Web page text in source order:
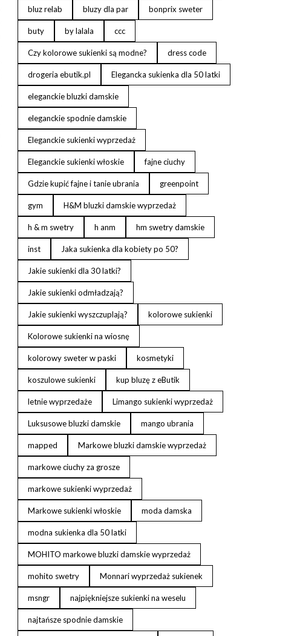
bluz relab bluzy dla par bonprix sweter
buty by lalala ccc
Czy kolorowe sukienki są modne? dress code
drogeria ebutik.pl Elegancka sukienka dla 50 latki
eleganckie bluzki damskie
eleganckie spodnie damskie
Eleganckie sukienki wyprzedaż
Eleganckie sukienki włoskie fajne ciuchy
Gdzie kupić fajne i tanie ubrania greenpoint
gym H&M bluzki damskie wyprzedaż
h & m swetry h anm hm swetry damskie
inst Jaka sukienka dla kobiety po 50?
Jakie sukienki dla 30 latki?
Jakie sukienki odmładzają?
Jakie sukienki wyszczuplają? kolorowe sukienki
Kolorowe sukienki na wiosnę
kolorowy sweter w paski kosmetyki
koszulowe sukienki kup bluzę z eButik
letnie wyprzedaże Limango sukienki wyprzedaż
Luksusowe bluzki damskie mango ubrania
mapped Markowe bluzki damskie wyprzedaż
markowe ciuchy za grosze
markowe sukienki wyprzedaż
Markowe sukienki włoskie moda damska
modna sukienka dla 50 latki
MOHITO markowe bluzki damskie wyprzedaż
mohito swetry Monnari wyprzedaż sukienek
msngr najpiękniejsze sukienki na weselu
najtańsze spodnie damskie